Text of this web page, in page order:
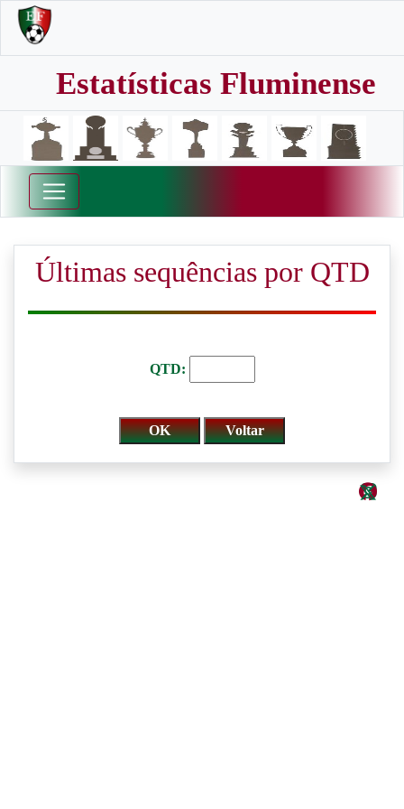
Estatísticas Fluminense
Últimas sequências por QTD
QTD: